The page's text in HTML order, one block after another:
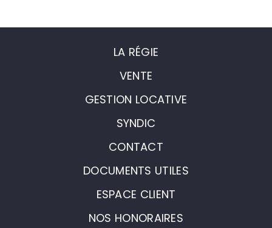
LA RÉGIE
VENTE
GESTION LOCATIVE
SYNDIC
CONTACT
DOCUMENTS UTILES
ESPACE CLIENT
NOS HONORAIRES